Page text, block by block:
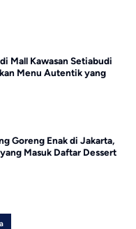
Mall Kawasan Setiabudi
Menu Autentik yang
Goreng Enak di Jakarta,
Masuk Daftar Dessert